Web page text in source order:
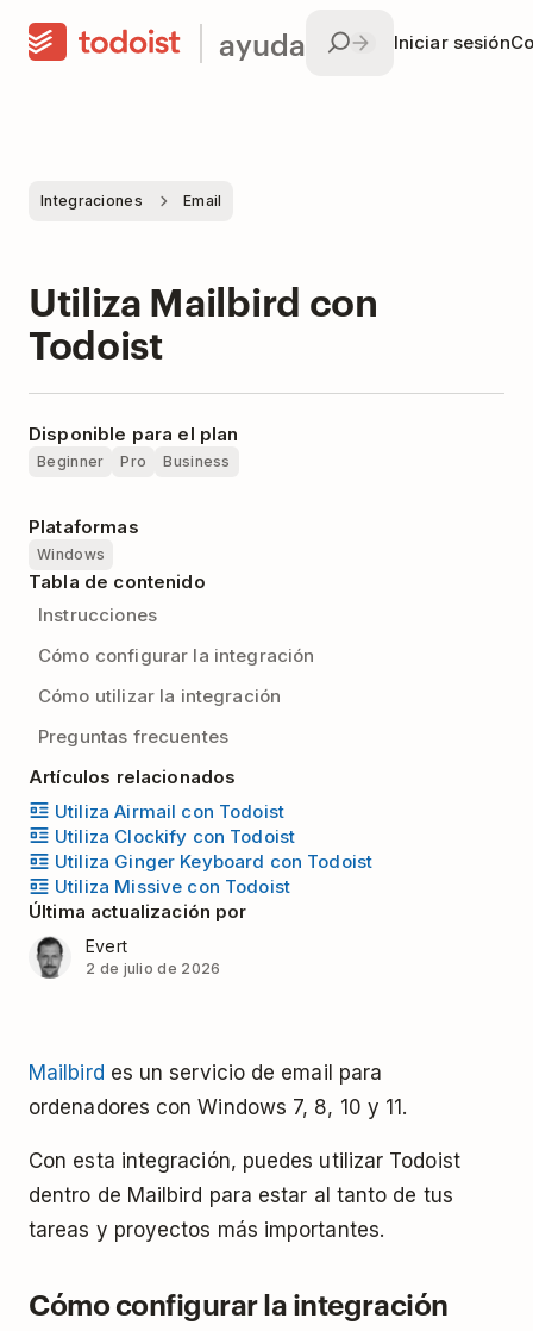
ayuda Iniciar sesión
Integraciones Email
Utiliza Mailbird con
Todoist
Disponible para el plan
Beginner Pro Business
Plataformas
Windows
Tabla de contenido
Instrucciones
Cómo configurar la integración
Cómo utilizar la integración
Preguntas frecuentes
Artículos relacionados
Utiliza Airmail con Todoist
Utiliza Clockify con Todoist
Utiliza Ginger Keyboard con Todoist
Utiliza Missive con Todoist
Última actualización por
Evert
2 de julio de 2026
Mailbird es un servicio de email para
ordenadores con Windows 7, 8, 10 y 11.
Con esta integración, puedes utilizar Todoist
dentro de Mailbird para estar al tanto de tus
tareas y proyectos más importantes.
Cómo configurar la integración